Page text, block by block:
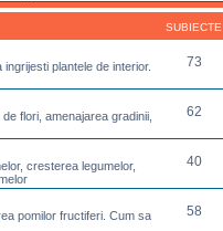
SUBIECTE
plantele de interior.
73
flori, amenajarea gradinii,
62
cresterea legumelor,
40
pomilor fructiferi. Cum sa
58